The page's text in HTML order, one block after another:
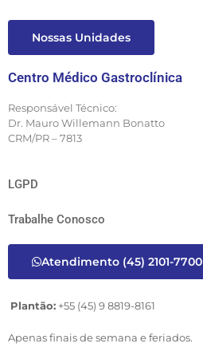
Nossas Unidades
Centro Médico Gastroclínica
Responsável Técnico:
Dr. Mauro Willemann Bonatto
CRM/PR – 7813
LGPD
Trabalhe Conosco
Atendimento (45) 2101-7700
Plantão: +55 (45) 9 8819-8161
Apenas finais de semana e feriados.